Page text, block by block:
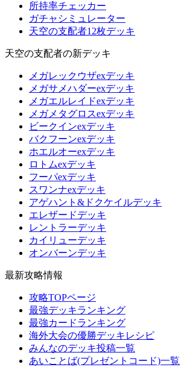
所持率チェッカー
ガチャシミュレーター
天空の支配者12枚デッキ
天空の支配者の新デッキ
メガレックウザexデッキ
メガサメハダーexデッキ
メガエルレイドexデッキ
メガメタグロスexデッキ
ビークインexデッキ
バクフーンexデッキ
ホエルオーexデッキ
ロトムexデッキ
フーパexデッキ
スワンナexデッキ
アゲハント&ドクケイルデッキ
エレザードデッキ
レントラーデッキ
カイリューデッキ
オンバーンデッキ
最新攻略情報
攻略TOPページ
最強デッキランキング
最強カードランキング
海外大会の優勝デッキレシピ
みんなのデッキ投稿一覧
あいことば(プレゼントコード)一覧